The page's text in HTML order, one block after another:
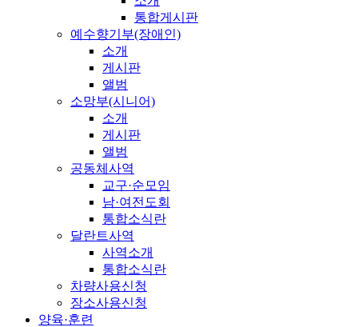
통합게시판
예수향기부(장애인)
소개
게시판
앨범
소망부(시니어)
소개
게시판
앨범
공동체사역
교구·순모임
남·여전도회
통합소식란
달란트사역
사역소개
통합소식란
차량사용신청
장소사용신청
양육·훈련